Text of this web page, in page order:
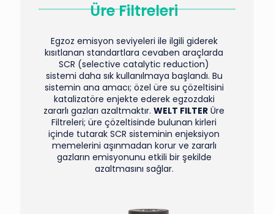
Üre Filtreleri
Egzoz emisyon seviyeleri ile ilgili giderek
kısıtlanan standartlara cevaben araçlarda
SCR (selective catalytic reduction)
sistemi daha sık kullanılmaya başlandı. Bu
sistemin ana amacı; özel üre su çözeltisini
katalizatöre enjekte ederek egzozdaki
zararlı gazları azaltmaktır.WELT FILTER Üre
Filtreleri; üre çözeltisinde bulunan kirleri
içinde tutarak SCR sisteminin enjeksiyon
memelerini aşınmadan korur ve zararlı
gazların emisyonunu etkili bir şekilde
azaltmasını sağlar.